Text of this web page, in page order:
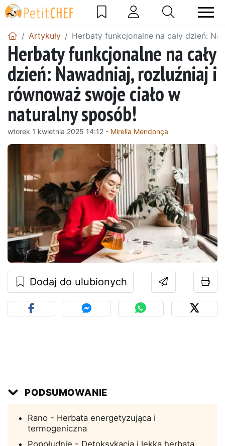
Artykuły Herbaty funkcjonalne na cały dzień:
Herbaty funkcjonalne na cały
dzień: Nawadniaj, rozluźniaj i
równoważ swoje ciało w
naturalny sposób!
wtorek 1 kwietnia 2025 14:12 - Mirella Mendonça
Dodaj do ulubionych
PODSUMOWANIE
Rano - Herbata energetyzująca i
termogeniczna
Popołudnie - Detoksykacja i lekka herbata